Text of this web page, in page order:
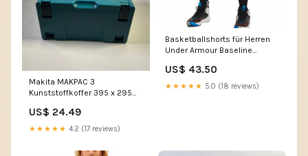
Makita MAKPAC 3
Kunststoffkoffer 395 x 295
Keine automatische
Übersetzung
US$ 24.49
★★★★★ 4.2 (17 reviews)
Basketballshorts für Herren
Under Armour Baseline
US$ 43.50
★★★★★ 5.0 (18 reviews)